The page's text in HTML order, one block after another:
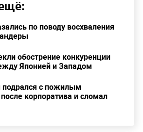
по поводу восхваления
обострение конкуренции
Японией и Западом
с пожилым
корпоратива и сломал